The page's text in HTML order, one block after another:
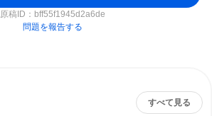
原稿ID： bff55f1945d2a6de
問題を報告する
すべて見る